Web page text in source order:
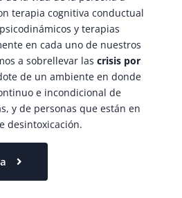
terapia cognitiva conductual
y terapias
en cada uno de nuestros
a sobrellevar las crisis por
de un ambiente en donde
e incondicional de
y de personas que están en
desintoxicación.